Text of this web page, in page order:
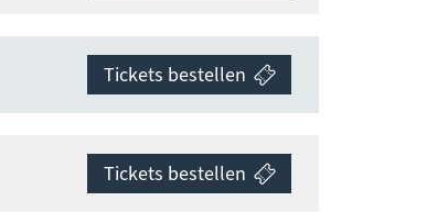
Tickets bestellen
Tickets bestellen